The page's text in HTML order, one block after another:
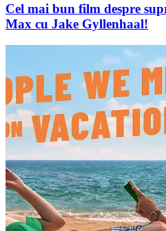
Cel mai bun film despre
Max cu Jake Gyllenhaal!